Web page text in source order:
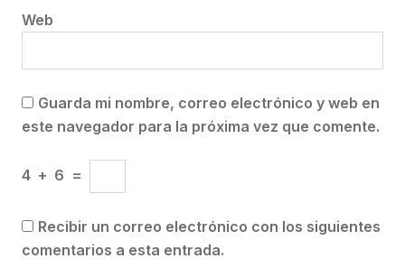
Web
Guarda mi nombre, correo electrónico y web en
este navegador para la próxima vez que comente.
4 + 6 =
Recibir un correo electrónico con los siguientes
comentarios a esta entrada.